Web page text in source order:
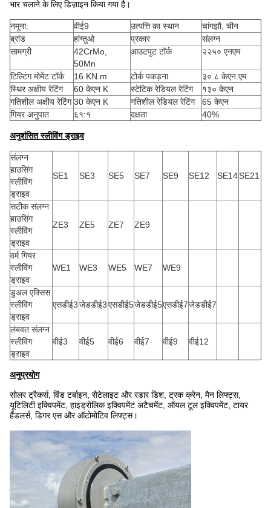
भार चलाने के लिए डिज़ाइन किया गया है।
नमूना: वीई9 उत्पत्ति का स्थान
चांगझौ, चीन
ब्रांड
हांग्तुओ प्रकार
संलग्न
सामग्री
42CrMo,
50Mn
आउटपुट टॉर्क २२५० एनएम
टिल्टिंग मोमेंट टॉर्क 16 KN.m टोर्क पकड़ना
३०.८ केएन.एम
स्थिर अक्षीय रेटिंग
60 केएन K स्टेटिक रेडियल रेटिंग
१३० केएन
गतिशील अक्षीय रेटिंग 30 केएन K गतिशील रेडियल रेटिंग
65 केएन
गियर अनुपात
६१:१ दक्षता 40%
अनुशंसित स्लीविंग ड्राइव
संलग्न
हाउसिंग
स्लीविंग
ड्राइव
SE1 SE3 SE5 SE7 SE9 SE12 SE14SE21
सटीक संलग्न
हाउसिंग
स्लीविंग
ड्राइव
ZE3 ZE5 ZE7 ZE9
वर्म गियर
स्लीविंग
ड्राइव
WE1 WE3 WE5 WE7 WE9
डुअल एक्सिस
स्लीविंग
ड्राइव
एसडीई3जेडडीई3एसडीई5जेडडीई5एसडीई7जेडडीई7
लंबवत संलग्न
स्लीविंग
ड्राइव
वीई3 वीई5 वीई6 वीई7 वीई9 वीई12
अनुप्रयोग
सोलर ट्रैकर्स, विंड टर्बाइन, सैटेलाइट और रडार डिश, ट्रक क्रेन, मैन लिफ्ट्स,
यूटिलिटी इक्विपमेंट, हाइड्रोलिक इक्विपमेंट अटैचमेंट, ऑयल टूल इक्विपमेंट, टायर
हैंडलर्स, डिगर एस और ऑटोमोटिव लिफ्ट्स।